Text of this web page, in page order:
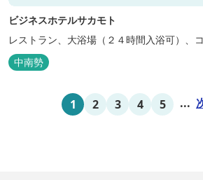
ビジネスホテルサカモト
レストラン、大浴場（２４時間入浴可）、
中南勢
1 2 3 4 5 ...